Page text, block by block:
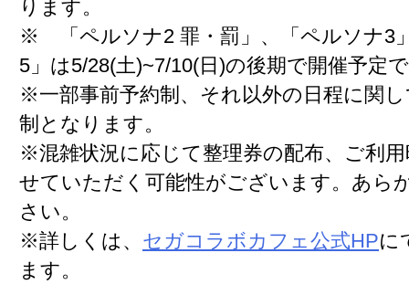
ります。
※ 「ペルソナ2 罪・罰」、「ペルソナ3
5」は5/28(土)~7/10(日)の後期で開催予定
※一部事前予約制、それ以外の日程に関
制となります。
※混雑状況に応じて整理券の配布、ご利
せていただく可能性がございます。あら
さい。
※詳しくは、 セガコラボカフェ公式HPに
ます。